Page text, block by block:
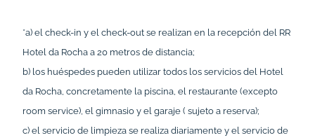
*a) el check-in y el check-out se realizan en la recepción del RR
Hotel da Rocha a 20 metros de distancia;
b) los huéspedes pueden utilizar todos los servicios del Hotel
da Rocha, concretamente la piscina, el restaurante (excepto
room service), el gimnasio y el garaje ( sujeto a reserva);
c) el servicio de limpieza se realiza diariamente y el servicio de